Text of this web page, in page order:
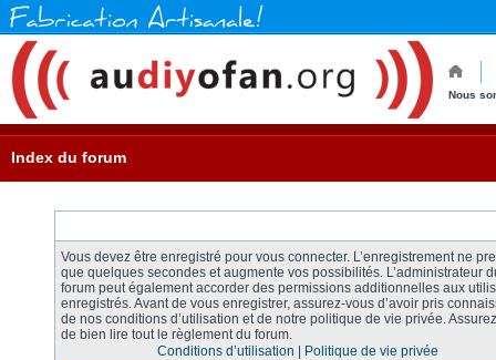
Nous
Index du forum
Vous devez être enregistré pour vous connecter. L’enregistrement ne
que quelques secondes et augmente vos possibilités. L’administrateur
forum peut également accorder des permissions additionnelles aux
enregistrés. Avant de vous enregistrer, assurez-vous d’avoir pris
de nos conditions d’utilisation et de notre politique de vie privée.
de bien lire tout le règlement du forum.
Conditions d’utilisation
Politique de vie privée